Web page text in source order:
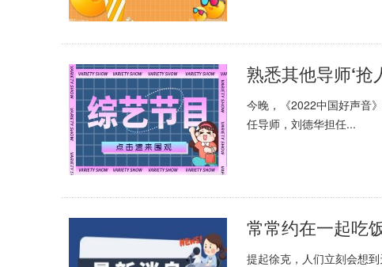
熟悉其他导师‘
今晚，《2022中国好声音
任导师，刘德华担任...
提起徐克，人们立刻会想